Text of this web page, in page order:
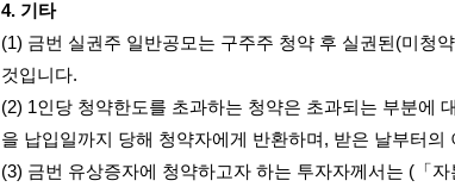
4. 기타
(1) 금번 실권주 일반공모는 구주주 청약 후 실권된 (미청약
것입니다.
(2) 1인당 청약한도를 초과하는 청약은 초과되는 부분에
을 납입일까지 당해 청약자에게 반환하며 , 받은 날부터의
(3) 금번 유상증자에 청약하고자 하는 투자자께서는 ( 「